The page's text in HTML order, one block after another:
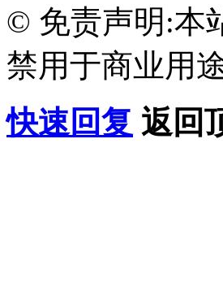
© 免责声明:本
禁用于商业用
快速回复 返回